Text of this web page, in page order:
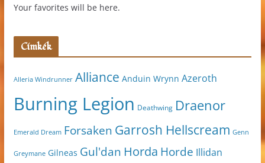
Your favorites will be here.
Címkék
Alleria Windrunner Alliance Anduin Wrynn Azeroth
Burning Legion Deathwing Draenor
Emerald Dream Forsaken Garrosh Hellscream Genn
Greymane Gilneas Gul'dan Horda Horde Illidan